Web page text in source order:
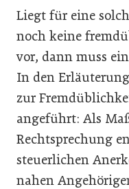
Liegt für eine
noch keine
vor, dann muss
In den
zur
angeführt: Als
Rechtsprechung
steuerlichen
nahen